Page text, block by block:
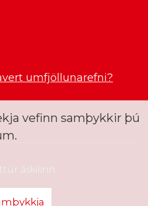
umfjöllunarefni?
áskilinn
vefinn samþykkir þú